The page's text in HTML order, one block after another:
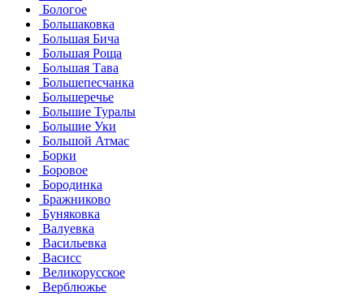
Бологое
Большаковка
Большая Бича
Большая Роща
Большая Тава
Большепесчанка
Большеречье
Большие Туралы
Большие Уки
Большой Атмас
Борки
Боровое
Бородинка
Бражниково
Буняковка
Валуевка
Васильевка
Васисс
Великорусское
Верблюжье